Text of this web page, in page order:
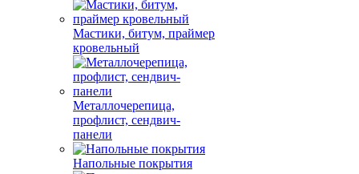
Мастики, битум, праймер
кровельный
Металлочерепица,
профлист, сендвич-
панели
Напольные покрытия